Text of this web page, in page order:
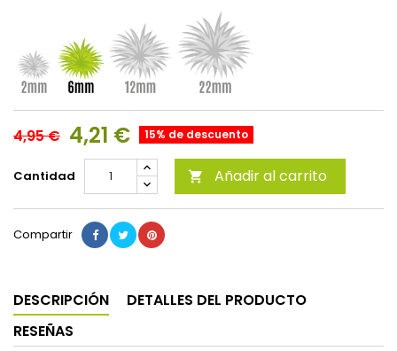
4,95 € 4,21 € 15% de descuento
Cantidad  Añadir al carrito
Compartir
DESCRIPCIÓN
DETALLES DEL PRODUCTO
RESEÑAS